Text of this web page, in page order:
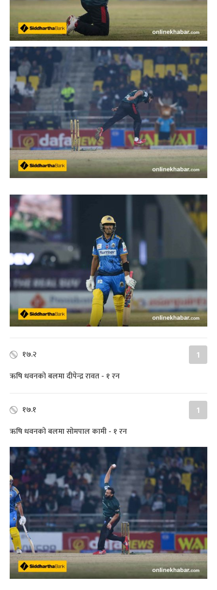
१७.२ 1
ऋषि धवनको बलमा दीपेन्द्र रावत - १ रन
१७.१ 1
ऋषि धवनको बलमा सोमपाल कामी - १ रन